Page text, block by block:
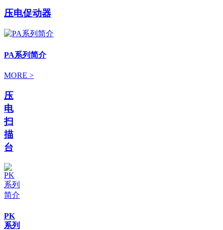
压电促动器
PA系列简介
MORE >
压
电
扫
描
台
PK
系列